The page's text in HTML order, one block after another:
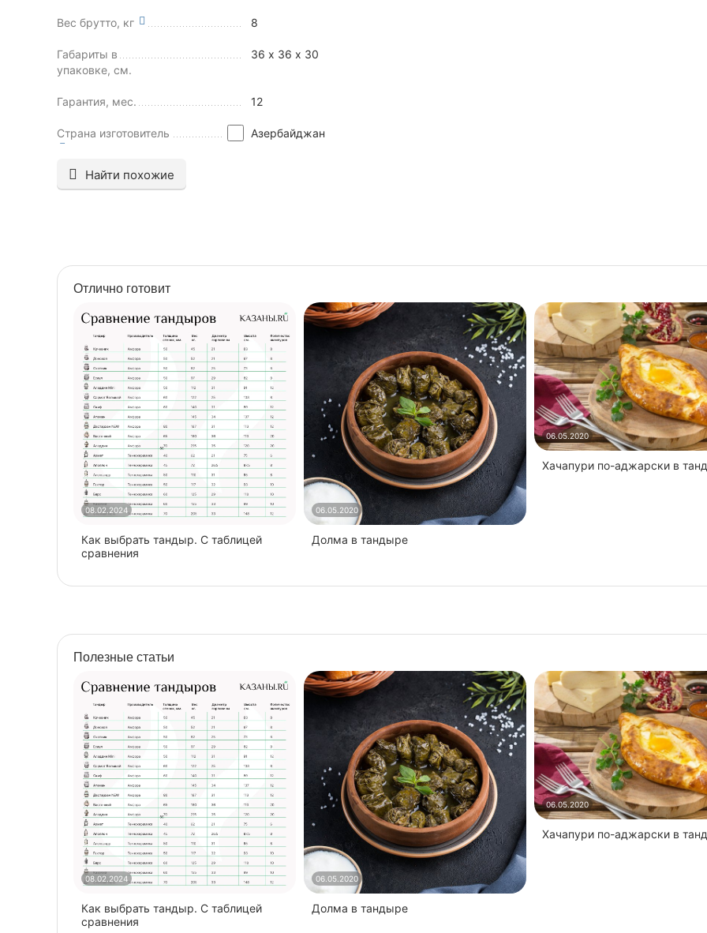
Вес брутто, кг 8
Габариты в
упаковке, см.
36 х 36 х 30
Гарантия, мес. 12
Страна изготовитель Азербайджан
Найти похожие
Отлично готовит
08.02.2024
Как выбрать тандыр. С таблицей
сравнения
06.05.2020
​Долма в тандыре
06.05.2020
Хачапури по-аджарски в
Полезные статьи
08.02.2024
Как выбрать тандыр. С таблицей
сравнения
06.05.2020
​Долма в тандыре
06.05.2020
Хачапури по-аджарски в